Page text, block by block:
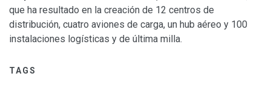
que ha resultado en la creación de 12 centros de
distribución, cuatro aviones de carga, un hub aéreo y 100
instalaciones logísticas y de última milla.
TAGS